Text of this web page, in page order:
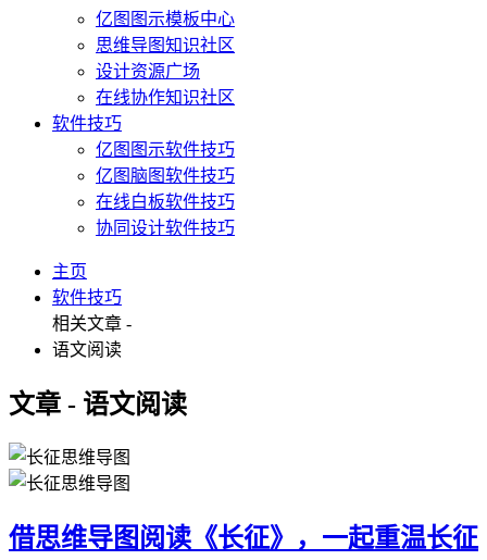
亿图图示模板中心
思维导图知识社区
设计资源广场
在线协作知识社区
软件技巧
亿图图示软件技巧
亿图脑图软件技巧
在线白板软件技巧
协同设计软件技巧
主页
软件技巧
相关文章 -
语文阅读
文章 - 语文阅读
借思维导图阅读《长征》，一起重温长征